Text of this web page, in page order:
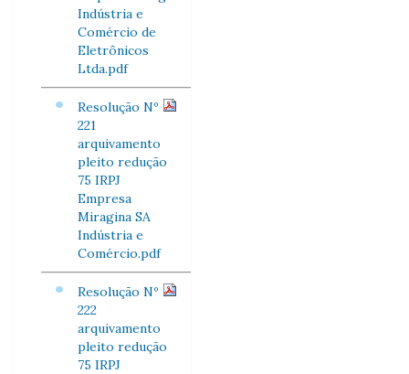
Indústria e
Comércio de
Eletrônicos
Ltda.pdf
Resolução Nº
221
arquivamento
pleito redução
75 IRPJ
Empresa
Miragina SA
Indústria e
Comércio.pdf
Resolução Nº
222
arquivamento
pleito redução
75 IRPJ